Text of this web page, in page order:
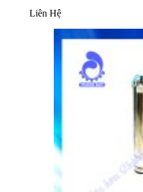
Liên Hệ